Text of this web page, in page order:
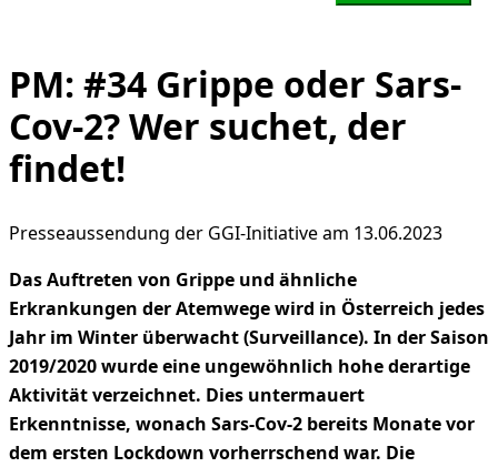
PM: #34 Grippe oder Sars-
Cov-2? Wer suchet, der
findet!
Presseaussendung der GGI-Initiative am 13.06.2023
Das Auftreten von Grippe und ähnliche
Erkrankungen der Atemwege wird in Österreich jedes
Jahr im Winter überwacht (Surveillance). In der Saison
2019/2020 wurde eine ungewöhnlich hohe derartige
Aktivität verzeichnet. Dies untermauert
Erkenntnisse, wonach Sars-Cov-2 bereits Monate vor
dem ersten Lockdown vorherrschend war. Die